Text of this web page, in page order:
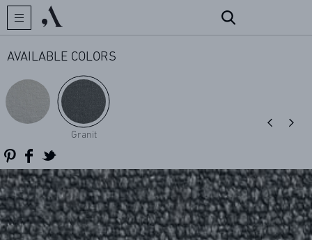
ARCHIVES
AVAILABLE COLORS
Granit